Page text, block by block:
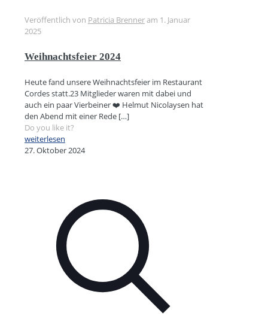
Veröffentlich von Patricia Brenneram 1. Januar
2025
Weihnachtsfeier 2024
Heute fand unsere Weihnachtsfeier im Restaurant
Cordes statt.23 Mitglieder waren mit dabei und
auch ein paar Vierbeiner ❤️ Helmut Nicolaysen hat
den Abend mit einer Rede […]
Do you like it?
weiterlesen
27. Oktober 2024